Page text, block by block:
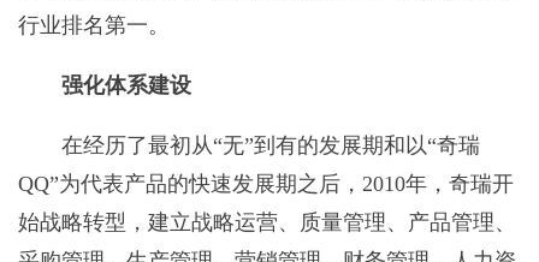
行业排名第一。
强化体系建设
在经历了最初从“无”到有的发展期和以“奇瑞
QQ”为代表产品的快速发展期之后，2010年，奇瑞开
始战略转型，建立战略运营、质量管理、产品管理、